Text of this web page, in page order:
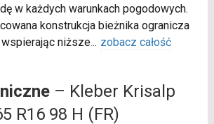
w każdych warunkach pogodowych.
konstrukcja bieżnika ogranicza
niższe... zobacz całość
– Kleber Krisalp
R16 98 H (FR)